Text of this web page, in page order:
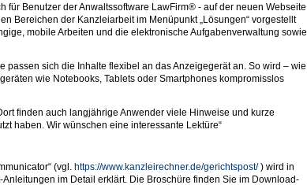
Benutzer der Anwaltssoftware LawFirm® - auf der neuen Webseite
Bereichen der Kanzleiarbeit im Menüpunkt „Lösungen“ vorgestellt
mobile Arbeiten und die elektronische Aufgabenverwaltung sowie
passen sich die Inhalte flexibel an das Anzeigegerät an. So wird – wie
wie Notebooks, Tablets oder Smartphones kompromisslos
finden auch langjährige Anwender viele Hinweise und kurze
haben. Wir wünschen eine interessante Lektüre“
(vgl. https://www.kanzleirechner.de/gerichtspost/) wird in
im Detail erklärt. Die Broschüre finden Sie im Download-